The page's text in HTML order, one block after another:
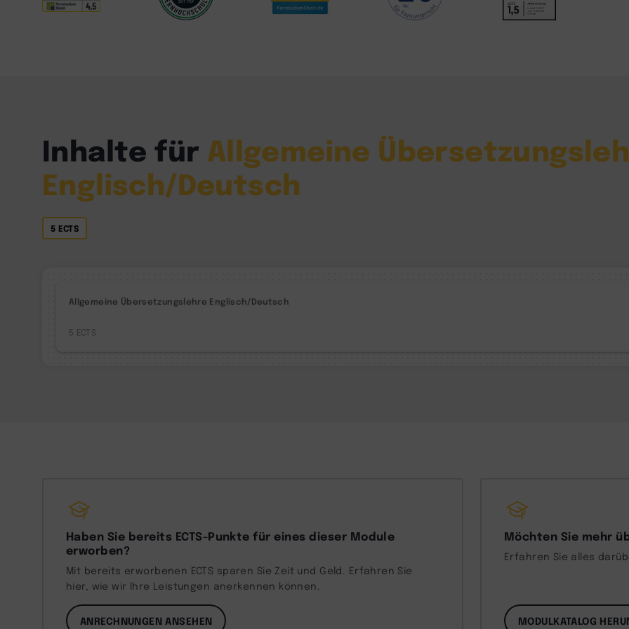
Inhalte für Allgemeine
Englisch/Deutsch
5 ECTS
Allgemeine Übersetzungslehre Englisch/Deutsch
5
Haben Sie bereits ECTS-Punkte für eines dieser Module
erworben?
Mit bereits erworbenen ECTS sparen Sie Zeit und Geld. Erfahren Sie
hier, wie wir Ihre Leistungen anerkennen können.
ANRECHNUNGEN ANSEHEN
Möchten Sie mehr
Erfahren Sie alles
MODULKATALOG